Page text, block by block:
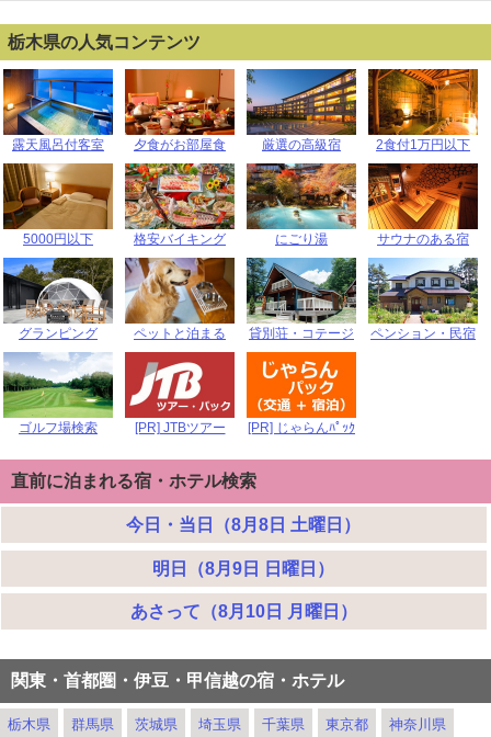
栃木県の人気コンテンツ
露天風呂付客室 夕食がお部屋食 厳選の高級宿 2食付1万円以下
5000円以下 格安バイキング にごり湯 サウナのある宿
グランピング ペットと泊まる 貸別荘・コテージ ペンション・民宿
ゴルフ場検索 [PR] JTBツアー [PR] じゃらんﾊﾟｯｸ
直前に泊まれる宿・ホテル検索
今日・当日（8月8日 土曜日）
明日（8月9日 日曜日）
あさって（8月10日 月曜日）
関東・首都圏・伊豆・甲信越の宿・ホテル
栃木県 群馬県 茨城県 埼玉県 千葉県 東京都 神奈川県